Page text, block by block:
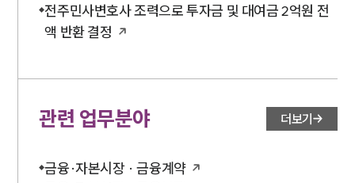
전주민사변호사 조력으로 투자금 및 대여금 2억원 전
액 반환 결정
관련 업무분야 더보기
금융·자본시장 · 금융계약